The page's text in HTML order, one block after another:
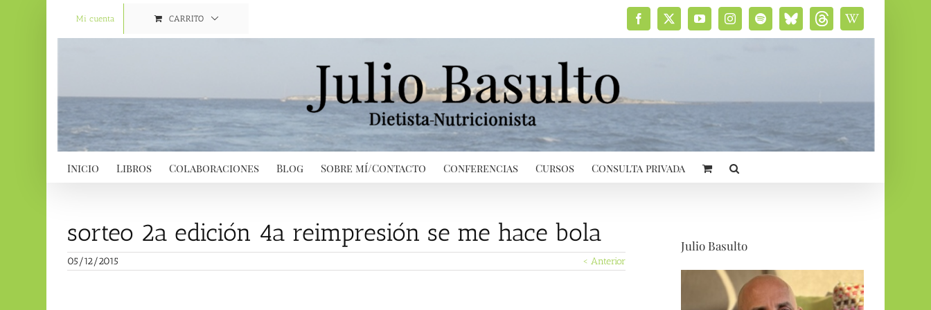
Mi cuenta CARRITO Facebook
X YouTubeInstagramSpotifyBluesky
social
ThreadsWikipedia
Inicio Libros Colaboraciones Blog Sobre mí/Contacto Conferencias Cursos Consulta privada
sorteo 2a edición 4a reimpresión se me hace bola
05/12/2015 < Anterior
Julio Basulto